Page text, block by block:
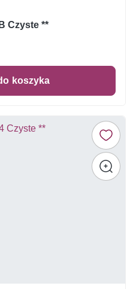
Czyste **
koszyka